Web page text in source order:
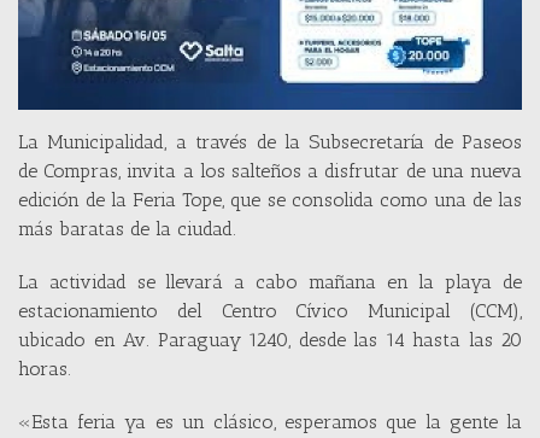
La Municipalidad, a través de la Subsecretaría de Paseos
de Compras, invita a los salteños a disfrutar de una nueva
edición de la Feria Tope, que se consolida como una de las
más baratas de la ciudad.
La actividad se llevará a cabo mañana en la playa de
estacionamiento del Centro Cívico Municipal (CCM),
ubicado en Av. Paraguay 1240, desde las 14 hasta las 20
horas.
«Esta feria ya es un clásico, esperamos que la gente la